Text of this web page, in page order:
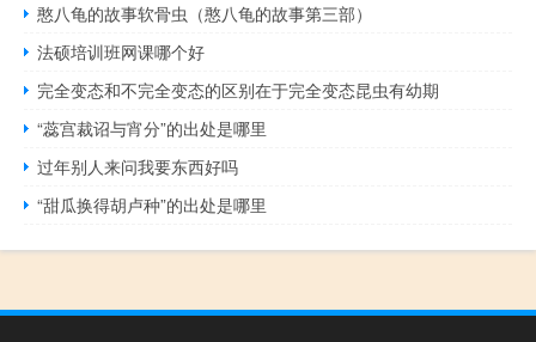
憨八龟的故事软骨虫（憨八龟的故事第三部）
法硕培训班网课哪个好
完全变态和不完全变态的区别在于完全变态昆虫有幼期
“蕊宫裁诏与宵分”的出处是哪里
过年别人来问我要东西好吗
“甜瓜换得胡卢种”的出处是哪里